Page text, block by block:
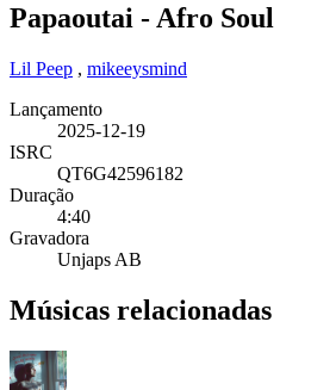
Papaoutai - Afro Soul
Lil Peep , mikeeysmind
Lançamento
2025-12-19
ISRC
QT6G42596182
Duração
4:40
Gravadora
Unjaps AB
Músicas relacionadas